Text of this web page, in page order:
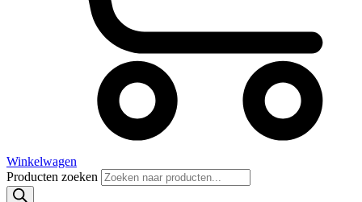
Winkelwagen
Producten zoeken